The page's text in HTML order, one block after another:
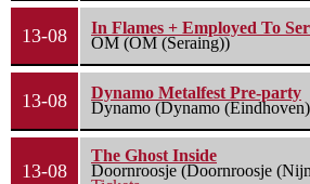
13-08
In Flames + Employed To
OM (OM (Seraing))
13-08
Dynamo Metalfest Pre-party
Dynamo (Dynamo
13-08
The Ghost Inside
Doornroosje (Doornroosje